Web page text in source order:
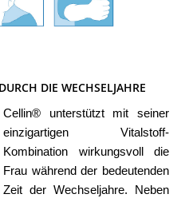
DIE WECHSELJAHRE
Cellin® unterstützt mit seiner
einzigartigen Vitalstoff-
Kombination wirkungsvoll die
Frau während der bedeutenden
Zeit der Wechseljahre. Neben